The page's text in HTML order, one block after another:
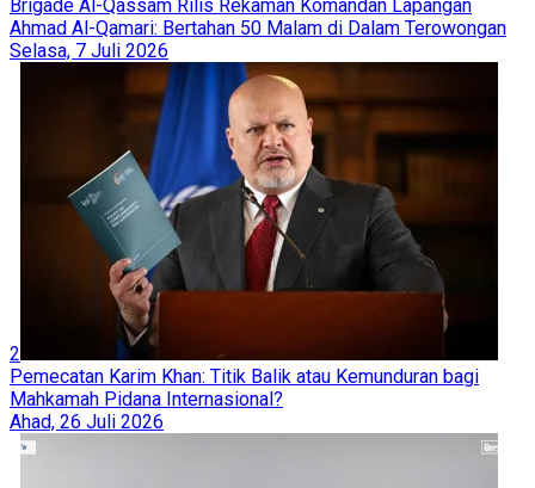
Brigade Al-Qassam Rilis Rekaman Komandan Lapangan
Ahmad Al-Qamari: Bertahan 50 Malam di Dalam Terowongan
Selasa, 7 Juli 2026
2
Pemecatan Karim Khan: Titik Balik atau Kemunduran bagi
Mahkamah Pidana Internasional?
Ahad, 26 Juli 2026